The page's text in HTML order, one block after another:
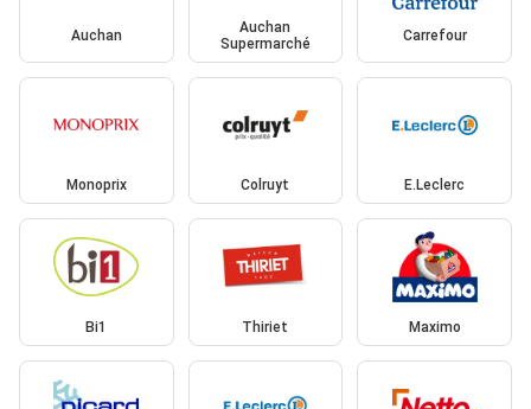
Auchan
Auchan
Supermarché
Carrefour
Monoprix Colruyt E.Leclerc
Bi1 Thiriet Maximo